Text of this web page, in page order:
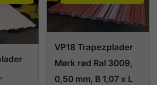
VP18 Trapezplader
Mørk rød Ral 3009,
0,50 mm, B 1,07 x L